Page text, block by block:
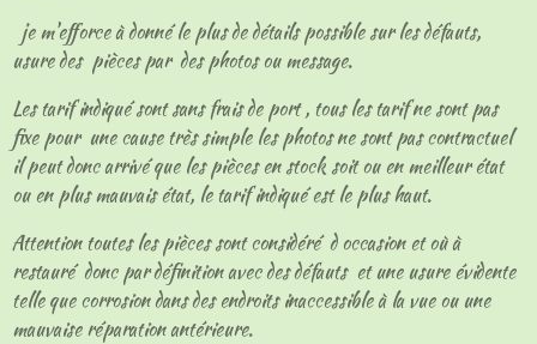
je m'efforce à donné le plus de détails possible sur les défauts,
usure des pièces par des photos ou message.
Les tarif indiqué sont sans frais de port , tous les tarif ne sont pas
fixe pour une cause très simple les photos ne sont pas contractuel
il peut donc arrivé que les pièces en stock soit ou en meilleur état
ou en plus mauvais état, le tarif indiqué est le plus haut.
Attention toutes les pièces sont considéré d occasion et où à
restauré donc par définition avec des défauts et une usure évidente
telle que corrosion dans des endroits inaccessible à la vue ou une
mauvaise réparation antérieure.